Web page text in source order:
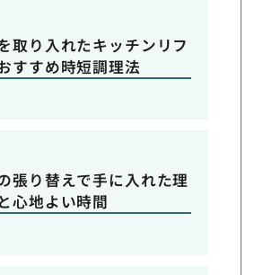
取り入れたキッチンリフ
すすめ時短調理法
張り替えで手に入れた理
心地よい時間